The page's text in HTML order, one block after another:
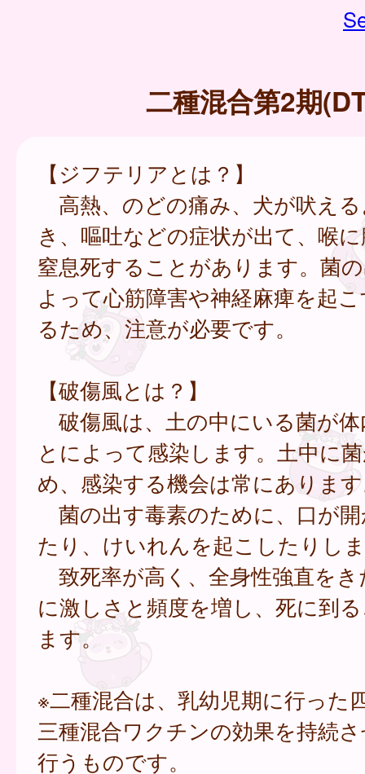
二種混合第2期
【ジフテリアとは？】
高熱、のどの痛み、犬が吠え
き、嘔吐などの症状が出て、喉
窒息死することがあります。菌
よって心筋障害や神経麻痺を起
るため、注意が必要です。
【破傷風とは？】
破傷風は、土の中にいる菌が
とによって感染します。土中に
め、感染する機会は常にありま
菌の出す毒素のために、口が
たり、けいれんを起こしたりし
致死率が高く、全身性強直をき
に激しさと頻度を増し、死に到
ます。
※二種混合は、乳幼児期に行った
三種混合ワクチンの効果を持続
行うものです。